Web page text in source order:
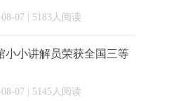
07 | 5183人阅读
小小讲解员荣获全国三等
07 | 5145人阅读